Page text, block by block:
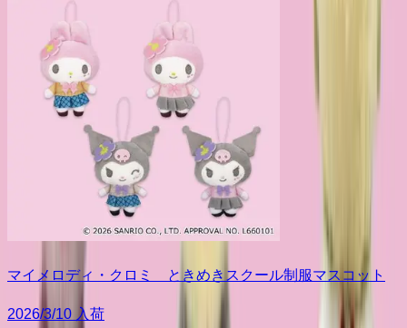
マイメロディ・クロミ ときめきスクール制服マスコット
2026/3/10 入荷